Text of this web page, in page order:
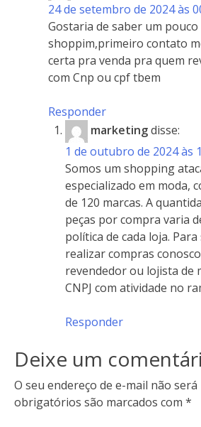
24 de setembro de 2024 às
Gostaria de saber um
shoppim,primeiro contato
certa pra venda pra quem
com Cnp ou cpf tbem
Responder
marketingdisse:
1 de outubro de 2024 às
Somos um shopping
especializado em moda,
de 120 marcas. A
peças por compra varia
política de cada loja.
realizar compras
revendedor ou lojista de
CNPJ com atividade no
Responder
Deixe um
O seu endereço de e-mail não será
obrigatórios são marcados com *